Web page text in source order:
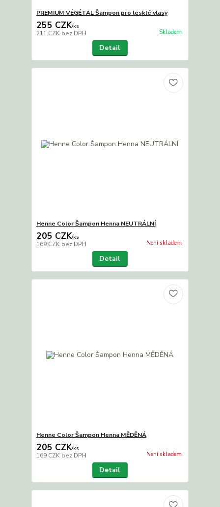
PREMIUM VÉGÉTAL Šampon pro lesklé vlasy
255 CZK/ks
211 CZK bez DPH Skladem
Detail
Henne Color Šampon Henna NEUTRÁLNÍ
205 CZK/ks
169 CZK bez DPH Není skladem
Detail
Henne Color Šampon Henna MĚDĚNÁ
205 CZK/ks
169 CZK bez DPH Není skladem
Detail